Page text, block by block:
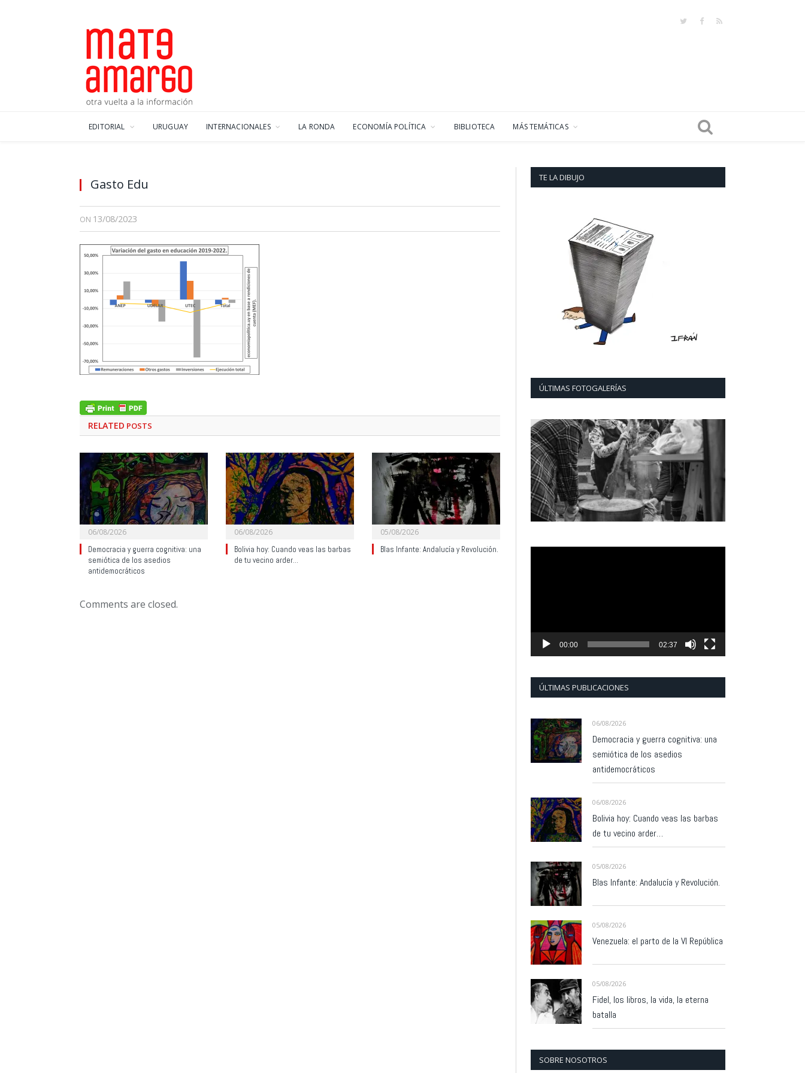
TwitterFacebook
RSS
EDITORIAL URUGUAY INTERNACIONALES LA RONDA ECONOMÍA POLÍTICA BIBLIOTECA MÁS TEMÁTICAS
Gasto Edu
ON 13/08/2023
RELATED POSTS
06/08/2026
Democracia y guerra cognitiva: una
semiótica de los asedios
antidemocráticos
06/08/2026
Bolivia hoy: Cuando veas las barbas
de tu vecino arder…
05/08/2026
Blas Infante: Andalucía y Revolución.
Comments are closed.
TE LA DIBUJO
ÚLTIMAS FOTOGALERÍAS
00:00 02:37
ÚLTIMAS PUBLICACIONES
06/08/2026
Democracia y guerra cognitiva: una
semiótica de los asedios
antidemocráticos
06/08/2026
Bolivia hoy: Cuando veas las barbas
de tu vecino arder…
05/08/2026
Blas Infante: Andalucía y Revolución.
05/08/2026
Venezuela: el parto de la VI República
05/08/2026
Fidel, los libros, la vida, la eterna
batalla
SOBRE NOSOTROS